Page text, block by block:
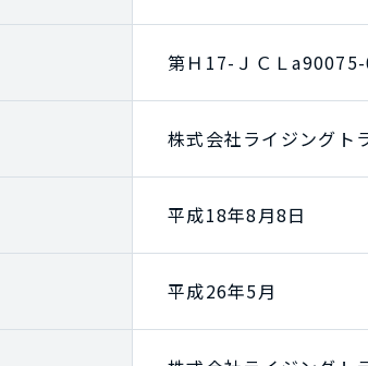
第Ｈ17-ＪＣＬa90075-
株式会社ライジングト
平成18年8月8日
平成26年5月